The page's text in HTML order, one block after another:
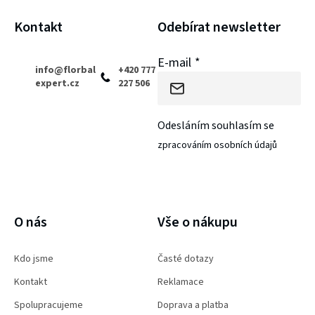
Kontakt
info@florbal
expert.cz
+420 777
227 506
Odebírat newsletter
E-mail
Odesláním souhlasím se
zpracováním osobních údajů
O nás
Kdo jsme
Kontakt
Spolupracujeme
Vše o nákupu
Časté dotazy
Reklamace
Doprava a platba